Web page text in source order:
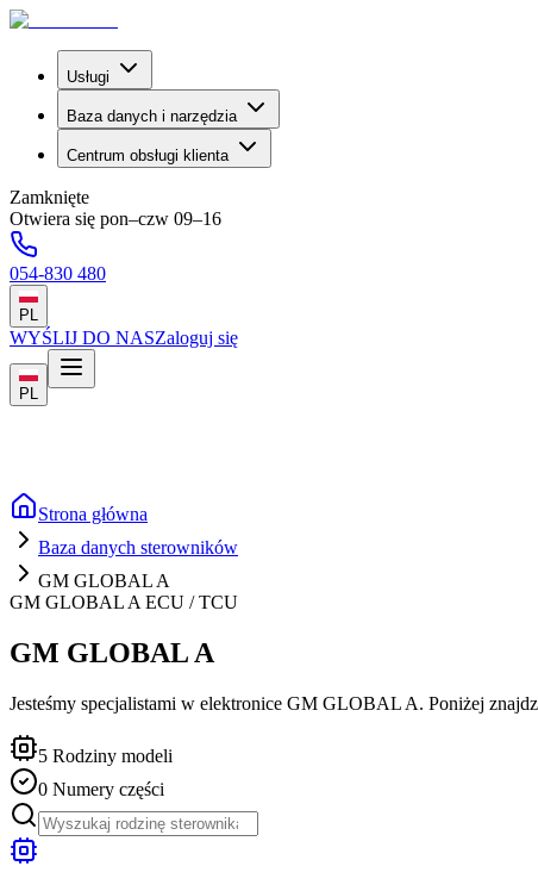
Usługi
Baza danych i narzędzia
Centrum obsługi klienta
Zamknięte
Otwiera się pon–czw 09–16
054-830 480
PL
WYŚLIJ DO NASZaloguj się
PL
Strona główna
Baza danych sterowników
GM GLOBAL A
GM GLOBAL A ECU / TCU
GM GLOBAL A
Jesteśmy specjalistami w elektronice GM GLOBAL A. Poniżej
5 Rodziny modeli
0 Numery części